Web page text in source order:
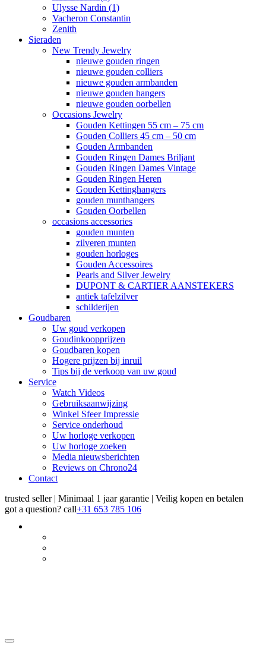
Ulysse Nardin (1)
Vacheron Constantin
Zenith
Sieraden
New Trendy Jewelry
nieuwe gouden ringen
nieuwe gouden colliers
nieuwe gouden armbanden
nieuwe gouden hangers
nieuwe gouden oorbellen
Occasions Jewelry
Gouden Kettingen 55 cm – 75 cm
Gouden Colliers 45 cm – 50 cm
Gouden Armbanden
Gouden Ringen Dames Briljant
Gouden Ringen Dames Vintage
Gouden Ringen Heren
Gouden Kettinghangers
gouden munthangers
Gouden Oorbellen
occasions accessories
gouden munten
zilveren munten
gouden horloges
Gouden Accessoires
Pearls and Silver Jewelry
DUPONT & CARTIER AANSTEKERS
antiek tafelzilver
schilderijen
Goudbaren
Uw goud verkopen
Goudinkoopprijzen
Goudbaren kopen
Hogere prijzen bij inruil
Tips bij de verkoop van uw goud
Service
Watch Videos
Gebruiksaanwijzing
Winkel Sfeer Impressie
Service onderhoud
Uw horloge verkopen
Uw horloge zoeken
Media nieuwsberichten
Reviews on Chrono24
Contact
trusted seller | Minimaal 1 jaar garantie | Veilig kopen en betalen
got a question? call+31 653 785 106